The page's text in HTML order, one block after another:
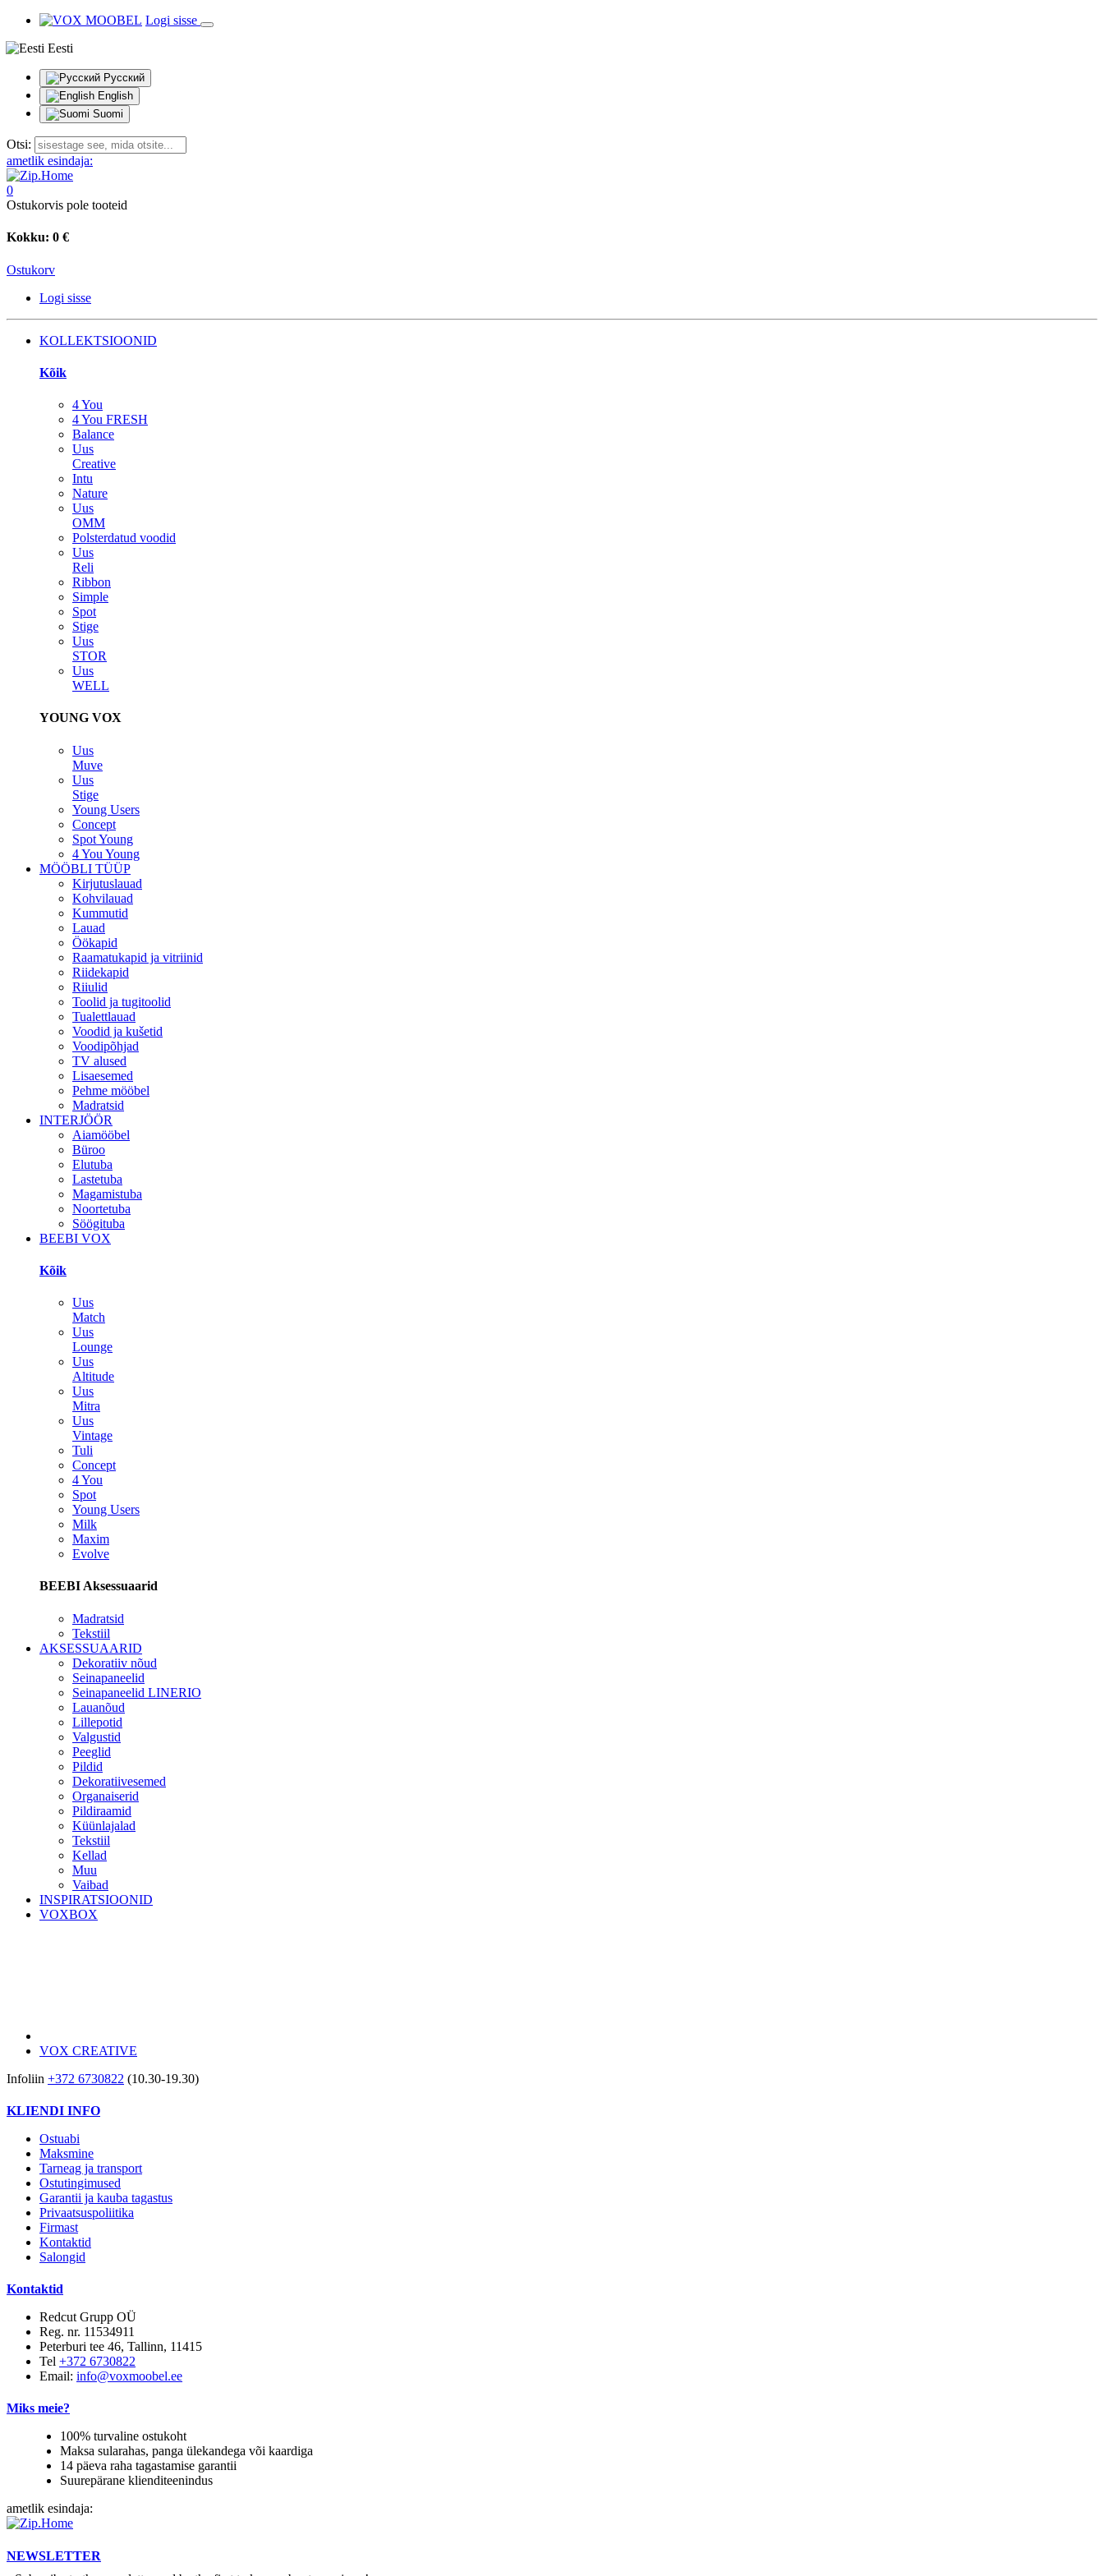
Logi sisse
Eesti
Русский
English
Suomi
Otsi:
ametlik esindaja:
0
Ostukorvis pole tooteid
Kokku: 0 €
Ostukorv
Logi sisse
KOLLEKTSIOONID
Kõik
4 You
4 You FRESH
Balance
Uus
Creative
Intu
Nature
Uus
OMM
Polsterdatud voodid
Uus
Reli
Ribbon
Simple
Spot
Stige
Uus
STOR
Uus
WELL
YOUNG VOX
Uus
Muve
Uus
Stige
Young Users
Concept
Spot Young
4 You Young
MÖÖBLI TÜÜP
Kirjutuslauad
Kohvilauad
Kummutid
Lauad
Öökapid
Raamatukapid ja vitriinid
Riidekapid
Riiulid
Toolid ja tugitoolid
Tualettlauad
Voodid ja kušetid
Voodipõhjad
TV alused
Lisaesemed
Pehme mööbel
Madratsid
INTERJÖÖR
Aiamööbel
Büroo
Elutuba
Lastetuba
Magamistuba
Noortetuba
Söögituba
BEEBI VOX
Kõik
Uus
Match
Uus
Lounge
Uus
Altitude
Uus
Mitra
Uus
Vintage
Tuli
Concept
4 You
Spot
Young Users
Milk
Maxim
Evolve
BEEBI Aksessuaarid
Madratsid
Tekstiil
AKSESSUAARID
Dekoratiiv nõud
Seinapaneelid
Seinapaneelid LINERIO
Lauanõud
Lillepotid
Valgustid
Peeglid
Pildid
Dekoratiivesemed
Organaiserid
Pildiraamid
Küünlajalad
Tekstiil
Kellad
Muu
Vaibad
INSPIRATSIOONID
VOXBOX
VOX CREATIVE
Infoliin +372 6730822 (10.30-19.30)
KLIENDI INFO
Ostuabi
Maksmine
Tarneag ja transport
Ostutingimused
Garantii ja kauba tagastus
Privaatsuspoliitika
Firmast
Kontaktid
Salongid
Kontaktid
Redcut Grupp OÜ
Reg. nr. 11534911
Peterburi tee 46, Tallinn, 11415
Tel +372 6730822
Email: info@voxmoobel.ee
Miks meie?
100% turvaline ostukoht
Maksa sularahas, panga ülekandega või kaardiga
14 päeva raha tagastamise garantii
Suurepärane klienditeenindus
ametlik esindaja:
NEWSLETTER